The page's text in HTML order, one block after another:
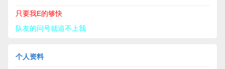
只要我E的够快
队友的问号就追不上我
个人资料